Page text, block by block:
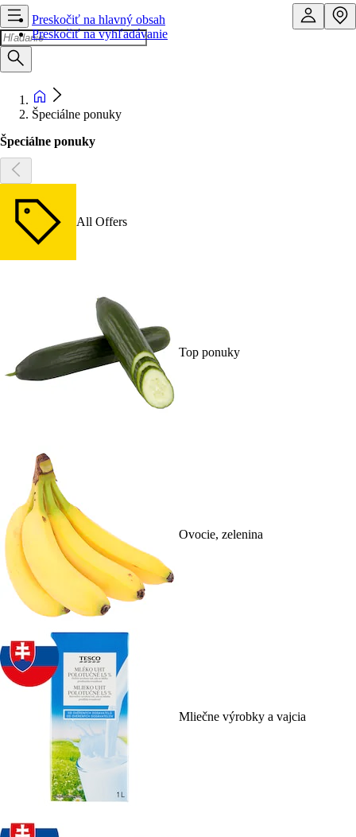
Preskočiť na hlavný obsah
Preskočiť na vyhľadávanie
Špeciálne ponuky
Špeciálne ponuky
All Offers
Top ponuky
Ovocie, zelenina
Mliečne výrobky a vajcia